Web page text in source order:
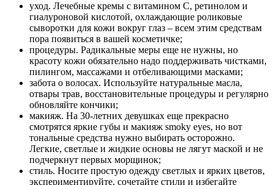
уход. Лечебные кремы с витамином С, ретинолом и
гиалуроновой кислотой, охлаждающие роликовые
сыворотки для кожи вокруг глаз – всем этим средствам
пора появиться в вашей косметичке;
процедуры. Радикальные меры еще не нужны, но
красоту кожи обязательно надо поддерживать чистками,
пилингом, массажами и отбеливающими масками;
забота о волосах. Используйте натуральные масла,
отвары трав, восстановительные процедуры и регулярно
обновляйте кончики;
макияж. На 30-летних девушках еще прекрасно
смотрятся яркие губы и макияж smoky eyes, но вот
тональные средства нужно выбирать осторожно.
Легкие, светлые и жидкие основы не лягут маской и не
подчеркнут первых морщинок;
стиль. Носите простую одежду светлых и ярких цветов,
экспериментируйте, сочетайте стили и избегайте